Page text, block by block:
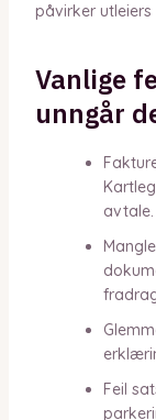
påvirker utleiers
Vanlige
unngår
avtale.
Feil